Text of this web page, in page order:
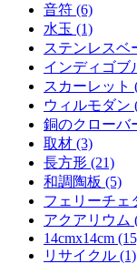
音符 (6)
水玉 (1)
ステンレスベ
インディゴブ
スカーレット
ウィルモダン
銅のクローバ
取材 (3)
長方形 (21)
和調陶板 (5)
フェリーチェ
アクアリウム
14cmx14cm
リサイクル (1)